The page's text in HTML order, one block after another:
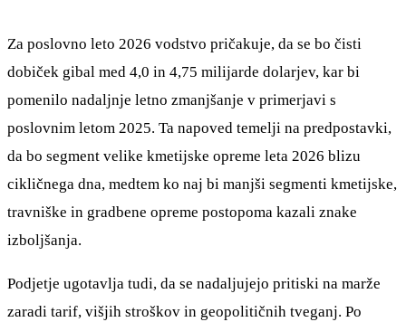
Za poslovno leto 2026 vodstvo pričakuje, da se bo čisti
dobiček gibal med 4,0 in 4,75 milijarde dolarjev, kar bi
pomenilo nadaljnje letno zmanjšanje v primerjavi s
poslovnim letom 2025. Ta napoved temelji na predpostavki,
da bo segment velike kmetijske opreme leta 2026 blizu
cikličnega dna, medtem ko naj bi manjši segmenti kmetijske,
travniške in gradbene opreme postopoma kazali znake
izboljšanja.
Podjetje ugotavlja tudi, da se nadaljujejo pritiski na marže
zaradi tarif, višjih stroškov in geopolitičnih tveganj. Po